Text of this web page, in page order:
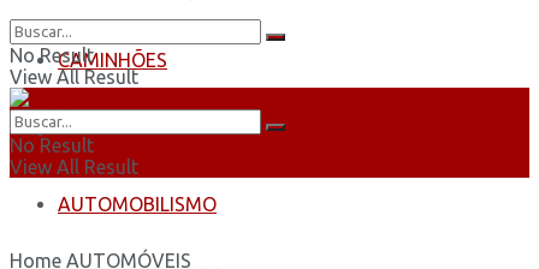
CAMINHÕES
ÔNIBUS
AUTOMOBILISMO
No Result
View All Result
No Result
View All Result
Home AUTOMÓVEIS